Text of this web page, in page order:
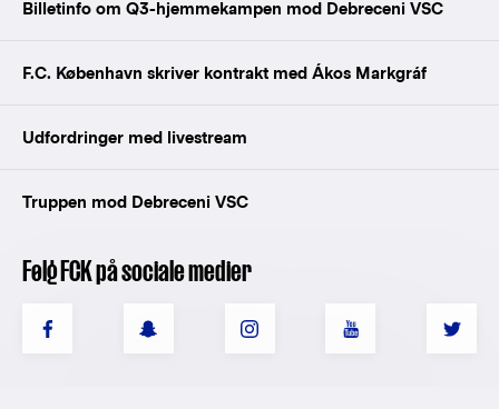
Billetinfo om Q3-hjemmekampen mod Debreceni VSC
F.C. København skriver kontrakt med Ákos Markgráf
Udfordringer med livestream
Truppen mod Debreceni VSC
Følg FCK på sociale medier